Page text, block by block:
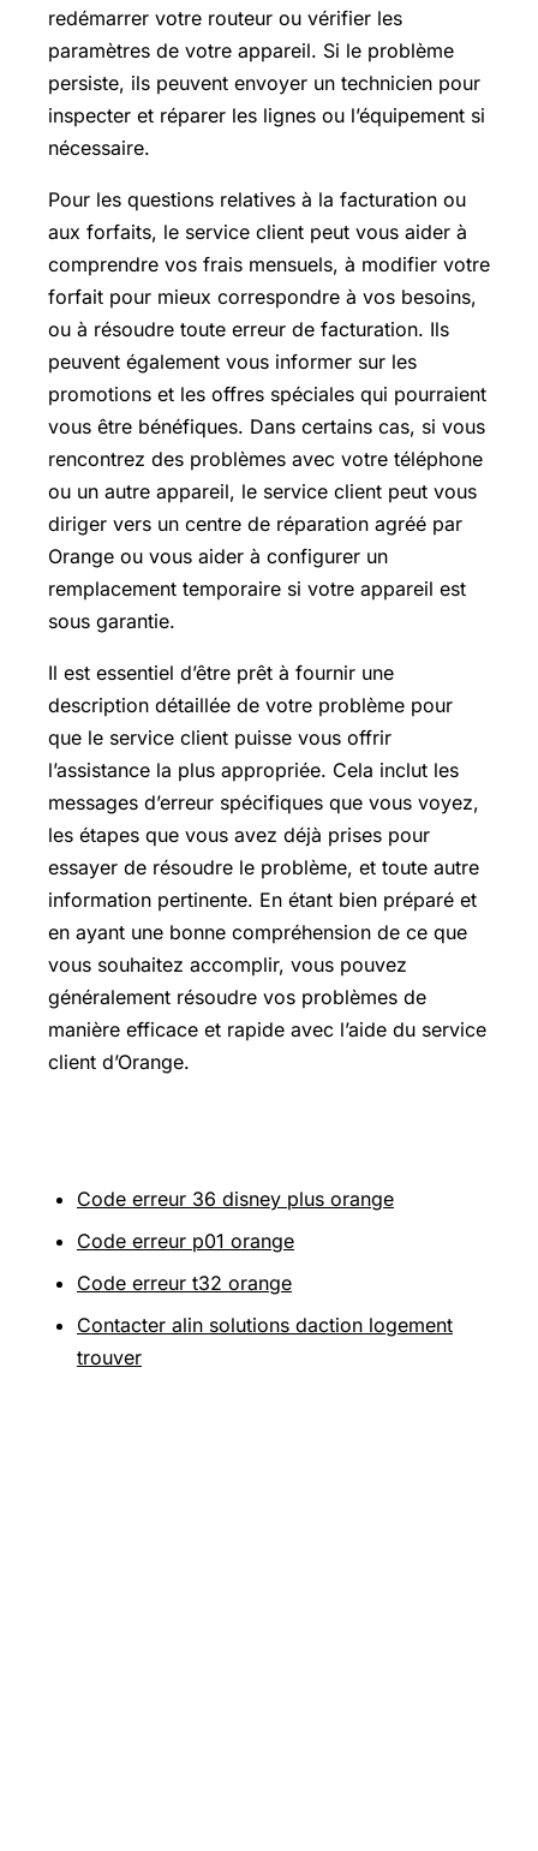
redémarrer votre routeur ou vérifier les
paramètres de votre appareil. Si le problème
persiste, ils peuvent envoyer un technicien pour
inspecter et réparer les lignes ou l’équipement si
nécessaire.
Pour les questions relatives à la facturation ou
aux forfaits, le service client peut vous aider à
comprendre vos frais mensuels, à modifier votre
forfait pour mieux correspondre à vos besoins,
ou à résoudre toute erreur de facturation. Ils
peuvent également vous informer sur les
promotions et les offres spéciales qui pourraient
vous être bénéfiques. Dans certains cas, si vous
rencontrez des problèmes avec votre téléphone
ou un autre appareil, le service client peut vous
diriger vers un centre de réparation agréé par
Orange ou vous aider à configurer un
remplacement temporaire si votre appareil est
sous garantie.
Il est essentiel d’être prêt à fournir une
description détaillée de votre problème pour
que le service client puisse vous offrir
l’assistance la plus appropriée. Cela inclut les
messages d’erreur spécifiques que vous voyez,
les étapes que vous avez déjà prises pour
essayer de résoudre le problème, et toute autre
information pertinente. En étant bien préparé et
en ayant une bonne compréhension de ce que
vous souhaitez accomplir, vous pouvez
généralement résoudre vos problèmes de
manière efficace et rapide avec l’aide du service
client d’Orange.
Code erreur 36 disney plus orange
Code erreur p01 orange
Code erreur t32 orange
Contacter alin solutions daction logement
trouver